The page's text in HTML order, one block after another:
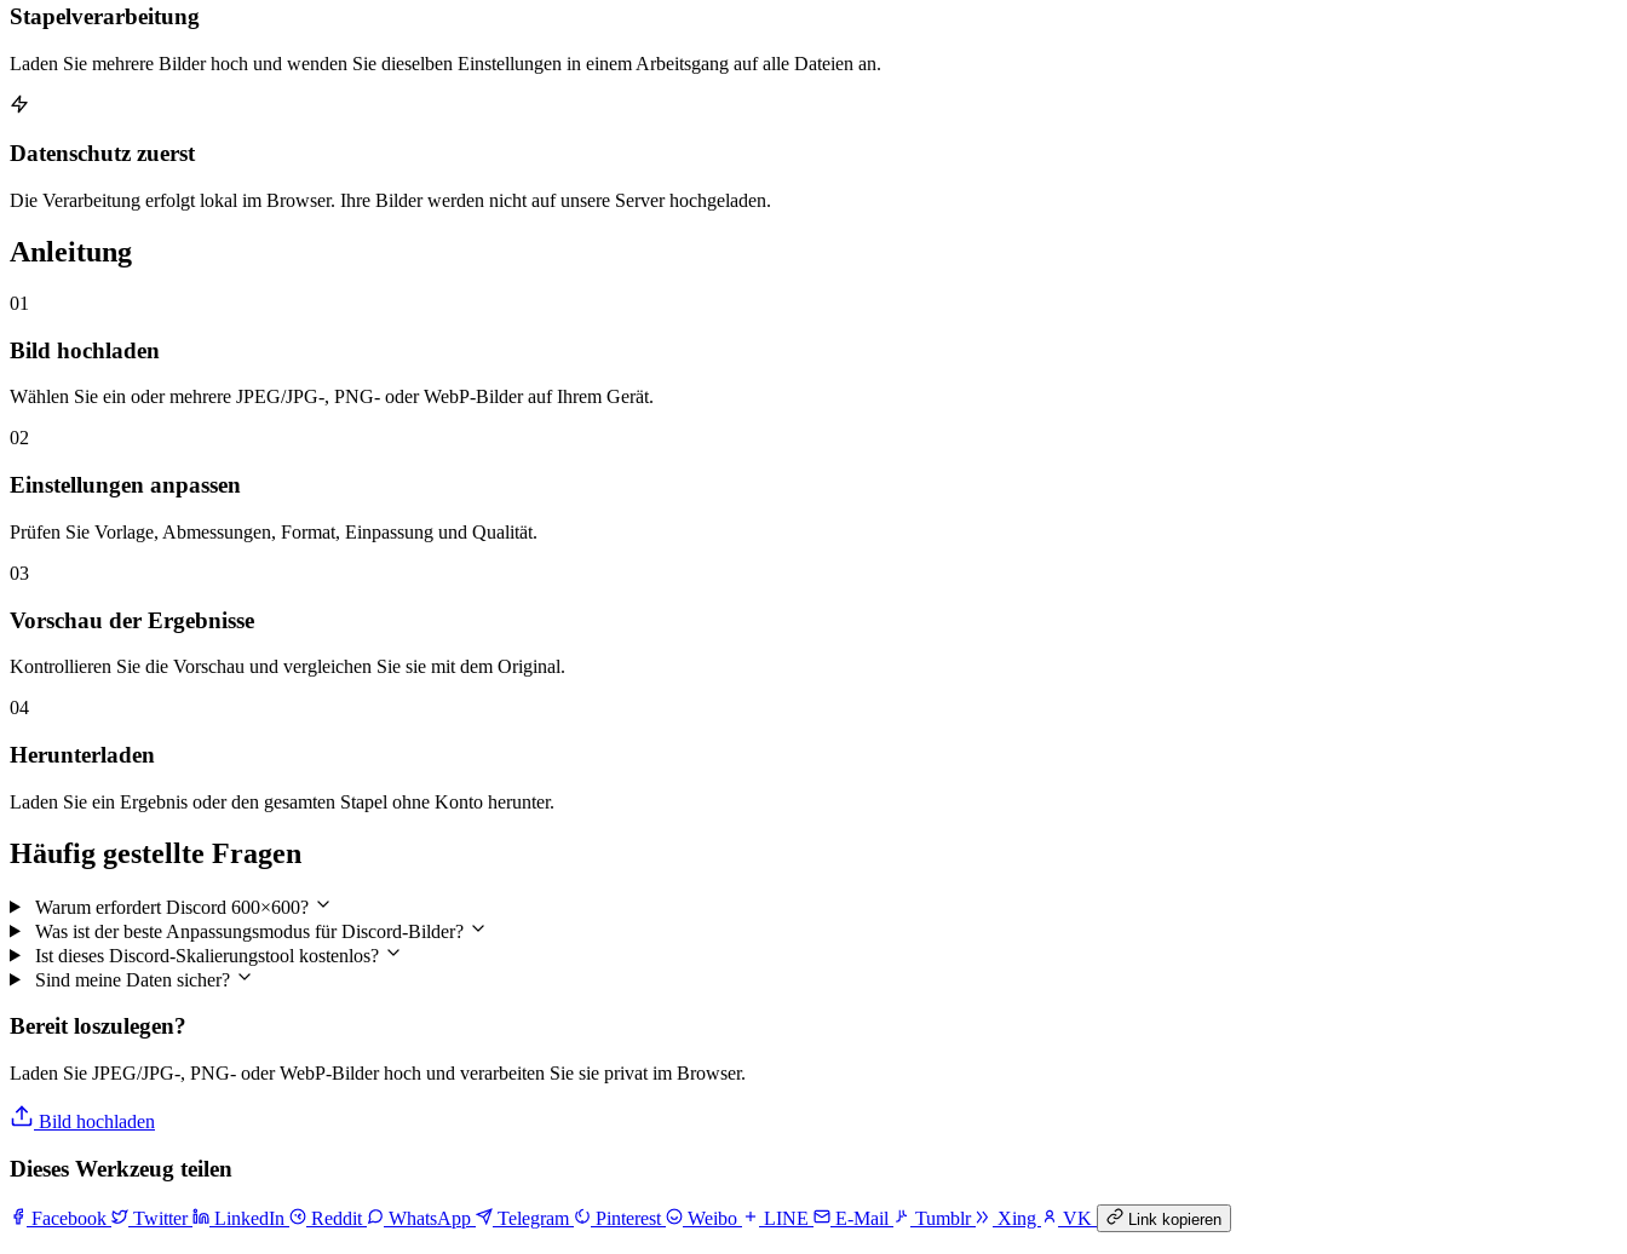
Stapelverarbeitung
Laden Sie mehrere Bilder hoch und wenden Sie dieselben Einstellungen in einem Arbeitsgang auf alle Dateien an.
Datenschutz zuerst
Die Verarbeitung erfolgt lokal im Browser. Ihre Bilder werden nicht auf unsere Server hochgeladen.
Anleitung
01
Bild hochladen
Wählen Sie ein oder mehrere JPEG/JPG-, PNG- oder WebP-Bilder auf Ihrem Gerät.
02
Einstellungen anpassen
Prüfen Sie Vorlage, Abmessungen, Format, Einpassung und Qualität.
03
Vorschau der Ergebnisse
Kontrollieren Sie die Vorschau und vergleichen Sie sie mit dem Original.
04
Herunterladen
Laden Sie ein Ergebnis oder den gesamten Stapel ohne Konto herunter.
Häufig gestellte Fragen
Warum erfordert Discord 600×600?
Was ist der beste Anpassungsmodus für Discord-Bilder?
Ist dieses Discord-Skalierungstool kostenlos?
Sind meine Daten sicher?
Bereit loszulegen?
Laden Sie JPEG/JPG-, PNG- oder WebP-Bilder hoch und verarbeiten Sie sie privat im Browser.
Bild hochladen
Dieses Werkzeug teilen
Facebook Twitter LinkedIn Reddit WhatsApp Telegram Pinterest Weibo LINE E-Mail Tumblr Xing VK Link kopieren